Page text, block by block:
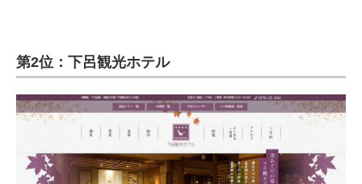
電子設計の基本と応用
建設×テクノロジーの最前線
ちょっと気になるネットの話題
第2位：下呂観光ホテル